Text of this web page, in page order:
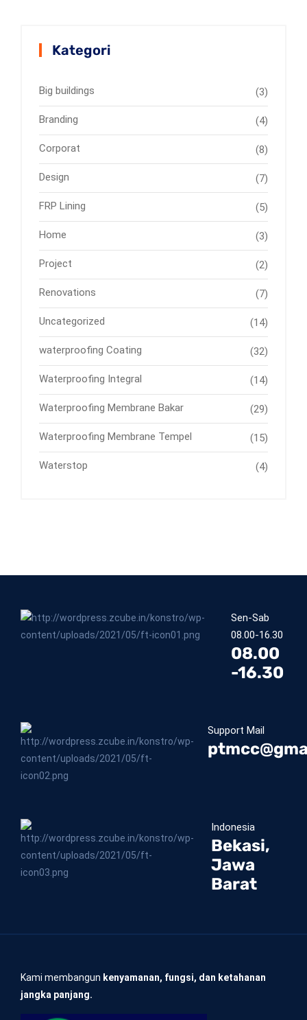
Kategori
Big buildings (3)
Branding (4)
Corporat (8)
Design (7)
FRP Lining (5)
Home (3)
Project (2)
Renovations (7)
Uncategorized (14)
waterproofing Coating (32)
Waterproofing Integral (14)
Waterproofing Membrane Bakar (29)
Waterproofing Membrane Tempel (15)
Waterstop (4)
Sen-Sab
08.00-16.30
08.00
-16.30
Support Mail
Indonesia
Bekasi,
Jawa
Barat
Kami membangun kenyamanan, fungsi, dan ketahanan
jangka panjang.